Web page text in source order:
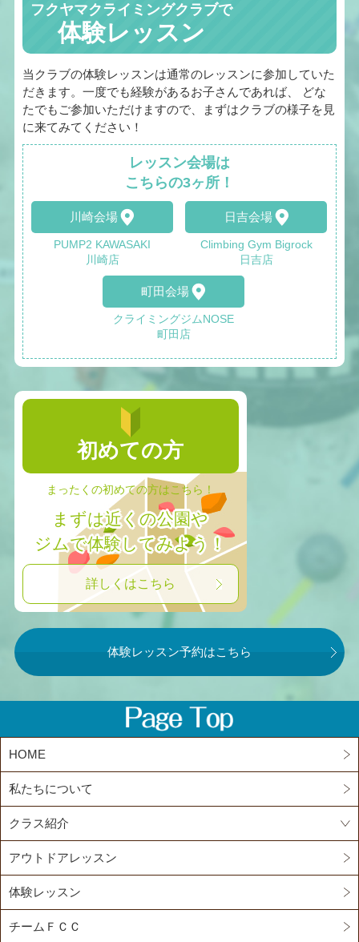
フクヤマクライミングクラブで
体験レッスン
当クラブの体験レッスンは通常のレッスンに参加していた
だきます。一度でも経験があるお子さんであれば、 どな
たでもご参加いただけますので、まずはクラブの様子を見
に来てみてください！
レッスン会場は
こちらの3ヶ所！
川崎会場
PUMP2 KAWASAKI
川崎店
日吉会場
Climbing Gym Bigrock
日吉店
町田会場
クライミングジムNOSE
町田店
初めての方
まったくの初めての方はこちら！
まずは近くの公園や
ジムで体験してみよう！
詳しくはこちら
体験レッスン予約はこちら
HOME
私たちについて
クラス紹介
アウトドアレッスン
体験レッスン
チームＦＣＣ